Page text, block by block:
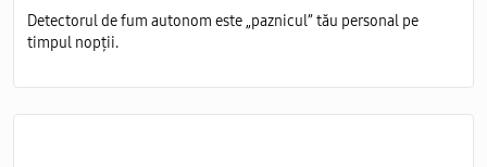
Detectorul de fum autonom este „paznicul” tău personal pe
timpul nopții.